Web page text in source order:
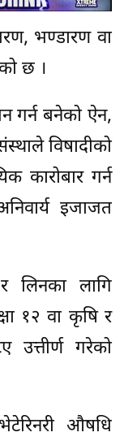
भण्डारण वा
छ ।
गर्न बनेको ऐन,
विषादीको
कारोबार गर्न
इजाजत
लिनका लागि
१२ वा कृषि र
उत्तीर्ण गरेको
औषधि